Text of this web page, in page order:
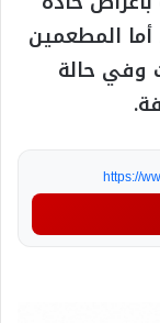
المطعمين
وفي حالة
https://